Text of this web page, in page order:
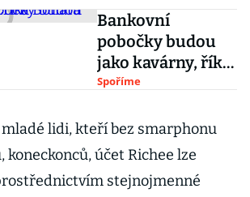
Bankovní
pobočky budou
jako kavárny, říká
architektka Erika
Spoříme
lidi, kteří bez smarphonu
koneckonců, účet Richee lze
stejnojmenné